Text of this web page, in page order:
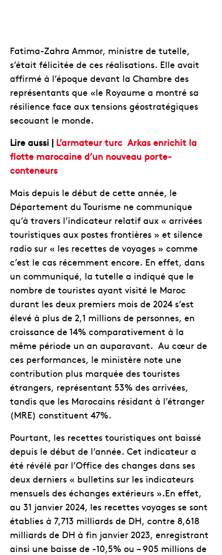
Fatima-Zahra Ammor, ministre de tutelle,
s’était félicitée de ces réalisations. Elle avait
affirmé à l’époque devant la Chambre des
représentants que «le Royaume a montré sa
résilience face aux tensions géostratégiques
secouant le monde.
Lire aussi | L’armateur turc Arkas enrichit la
flotte marocaine d’un nouveau porte-
conteneurs
Mais depuis le début de cette année, le
Département du Tourisme ne communique
qu’à travers l’indicateur relatif aux « arrivées
touristiques aux postes frontières » et silence
radio sur « les recettes de voyages » comme
c’est le cas récemment encore. En effet, dans
un communiqué, la tutelle a indiqué que le
nombre de touristes ayant visité le Maroc
durant les deux premiers mois de 2024 s’est
élevé à plus de 2,1 millions de personnes, en
croissance de 14% comparativement à la
même période un an auparavant. Au cœur de
ces performances, le ministère note une
contribution plus marquée des touristes
étrangers, représentant 53% des arrivées,
tandis que les Marocains résidant à l’étranger
(MRE) constituent 47%.
Pourtant, les recettes touristiques ont baissé
depuis le début de l’année. Cet indicateur a
été révélé par l’Office des changes dans ses
deux derniers « bulletins sur les indicateurs
mensuels des échanges extérieurs ».En effet,
au 31 janvier 2024, les recettes voyages se sont
établies à 7,713 milliards de DH, contre 8,618
milliards de DH à fin janvier 2023, enregistrant
ainsi une baisse de -10,5% ou – 905 millions de